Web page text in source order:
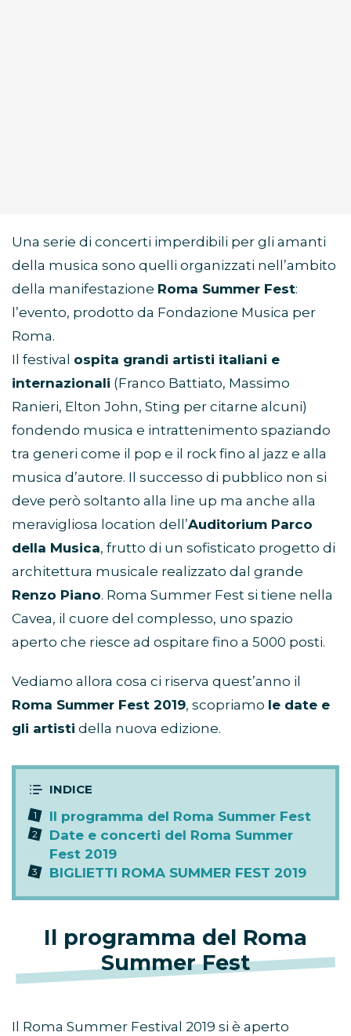
Una serie di concerti imperdibili per gli amanti
della musica sono quelli organizzati nell’ambito
della manifestazione Roma Summer Fest:
l’evento, prodotto da Fondazione Musica per
Roma.
Il festival ospita grandi artisti italiani e
internazionali (Franco Battiato, Massimo
Ranieri, Elton John, Sting per citarne alcuni)
fondendo musica e intrattenimento spaziando
tra generi come il pop e il rock fino al jazz e alla
musica d’autore. Il successo di pubblico non si
deve però soltanto alla line up ma anche alla
meravigliosa location dell’Auditorium Parco
della Musica, frutto di un sofisticato progetto di
architettura musicale realizzato dal grande
Renzo Piano. Roma Summer Fest si tiene nella
Cavea, il cuore del complesso, uno spazio
aperto che riesce ad ospitare fino a 5000 posti.
Vediamo allora cosa ci riserva quest’anno il
Roma Summer Fest 2019, scopriamo le date e
gli artisti della nuova edizione.
Il programma del Roma Summer Fest
Date e concerti del Roma Summer
Fest 2019
BIGLIETTI ROMA SUMMER FEST 2019
Il programma del Roma
Summer Fest
Il Roma Summer Festival 2019 si è aperto